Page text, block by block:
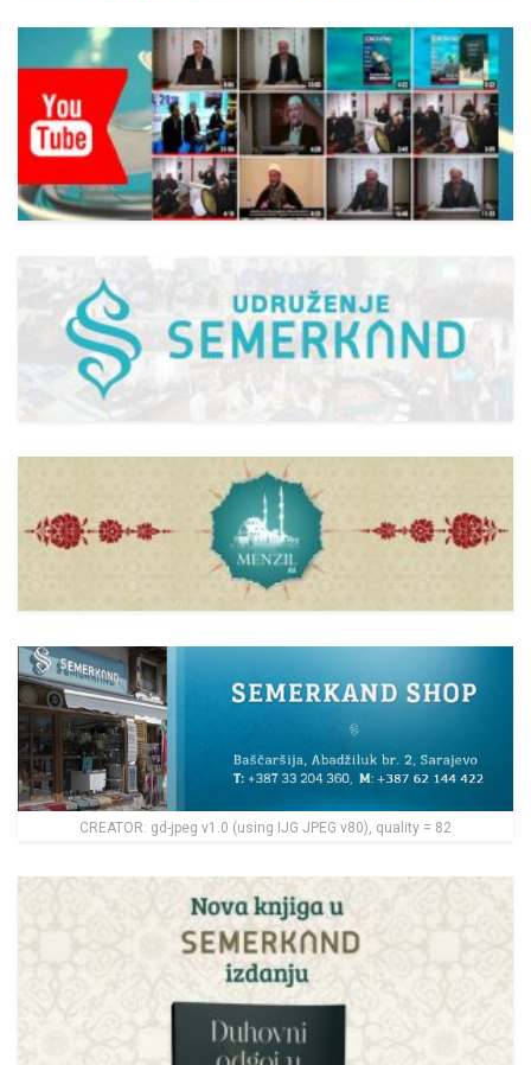
CREATOR: gd-jpeg v1.0 (using IJG JPEG v80), quality = 82